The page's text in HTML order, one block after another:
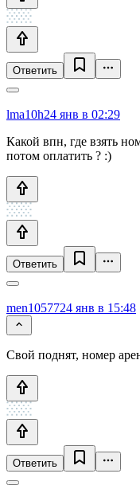
Ответить
lma10h24 янв в 02:29
Какой впн, где взять
потом оплатить ? :)
Ответить
men1057724 янв в 15:48
Свой поднят, номер
Ответить